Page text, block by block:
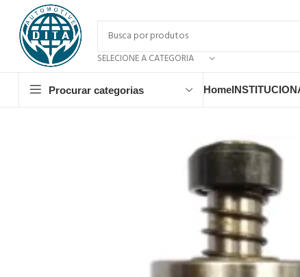
SELECIONE A CATEGORIA
Procurar categorias Home